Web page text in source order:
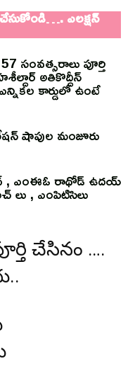
ఎలక్షన్
సంవత్సరాలు పూర్తి
అతికొద్దీన్
కార్డులో ఉంటే
షాపుల మంజూరు
, ఎంఈఓ రాథోడ్ ఉదయ్
లు , ఎంపిటిసిలు
చేసినం ….